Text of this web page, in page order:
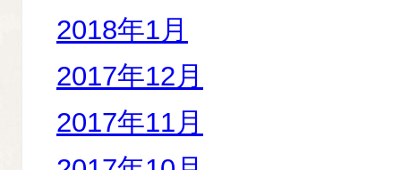
2018年1月
2017年12月
2017年11月